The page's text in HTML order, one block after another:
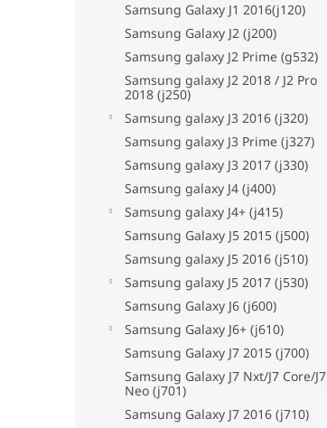
Samsung Galaxy J1 2016(j120)
Samsung Galaxy J2 (j200)
Samsung galaxy J2 Prime (g532)
Samsung galaxy J2 2018 / J2 Pro
2018 (j250)
Samsung galaxy J3 2016 (j320)
Samsung galaxy J3 Prime (j327)
Samsung galaxy J3 2017 (j330)
Samsung galaxy J4 (j400)
Samsung galaxy J4+ (j415)
Samsung Galaxy J5 2015 (j500)
Samsung galaxy J5 2016 (j510)
Samsung galaxy J5 2017 (j530)
Samsung Galaxy J6 (j600)
Samsung Galaxy J6+ (j610)
Samsung Galaxy J7 2015 (j700)
Samsung Galaxy J7 Nxt/J7 Core/J7
Neo (j701)
Samsung Galaxy J7 2016 (j710)